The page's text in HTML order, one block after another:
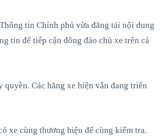
tin Chính phủ vừa đăng tải nội dung
tin để tiếp cận đông đảo chủ xe trên cả
Các hãng xe hiện vẫn đang triển
xe cùng thương hiệu để cùng kiểm tra.